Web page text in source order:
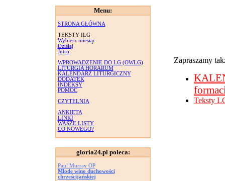
Menu:
STRONA GŁÓWNA
TEKSTY ILG
Wybierz miesiąc
Dzisiaj
Jutro
WPROWADZENIE DO LG (OWLG)
LITURGIA HORARUM
KALENDARZ LITURGICZNY
DODATEK
INDEKSY
POMOC
CZYTELNIA
ANKIETA
LINKI
WASZE LISTY
CO NOWEGO?
gloria24.pl poleca:
Paul Murray OP
Młode wino duchowości
chrześcijańskiej
Zapraszamy
Teksty